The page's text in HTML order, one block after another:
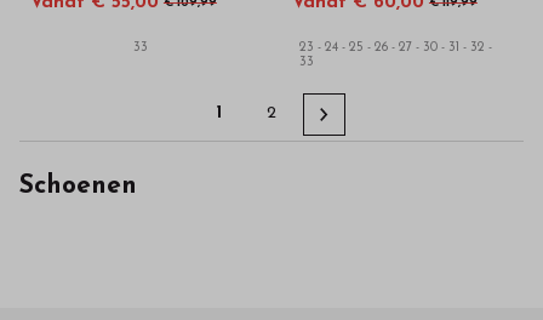
33
23 - 24 - 25 - 26 - 27 - 30 - 31 - 32 -
33
1 2
Schoenen